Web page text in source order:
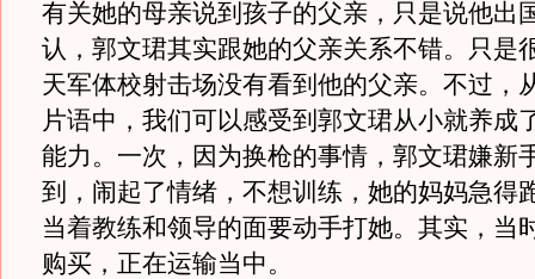
有关她的母亲说到孩子的父亲，只是说他出
认，郭文珺其实跟她的父亲关系不错。只是
天军体校射击场没有看到他的父亲。不过，
片语中，我们可以感受到郭文珺从小就养成
能力。一次，因为换枪的事情，郭文珺嫌新
到，闹起了情绪，不想训练，她的妈妈急得
当着教练和领导的面要动手打她。其实，当
购买，正在运输当中。